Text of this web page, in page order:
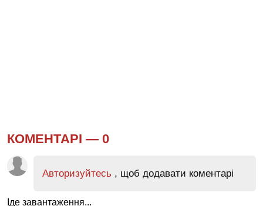
КОМЕНТАРІ — 0
Авторизуйтесь , щоб додавати коментарі
Іде завантаження...